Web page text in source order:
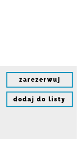
zarezerwuj
dodaj do listy